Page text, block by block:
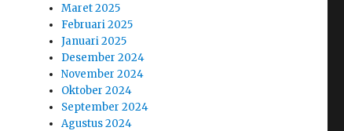
Maret 2025
Februari 2025
Januari 2025
Desember 2024
November 2024
Oktober 2024
September 2024
Agustus 2024